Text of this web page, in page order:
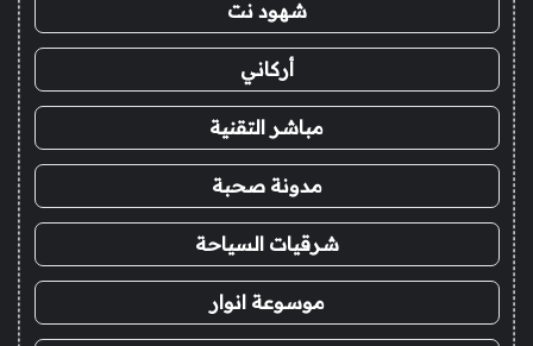
شهود نت
أركاني
مباشر التقنية
مدونة صحبة
شرقيات السياحة
موسوعة انوار